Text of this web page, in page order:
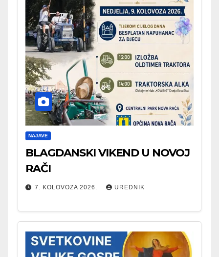
NAJAVE
BLAGDANSKI VIKEND U NOVOJ
RAČI
7. KOLOVOZA 2026. UREDNIK